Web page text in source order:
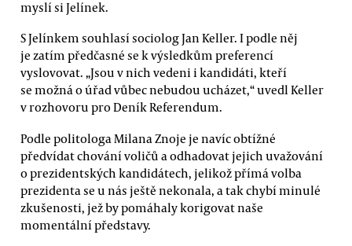
myslí si Jelínek.
S Jelínkem souhlasí sociolog Jan Keller. I podle něj
je zatím předčasné se k výsledkům preferencí
vyslovovat. „Jsou v nich vedeni i kandidáti, kteří
se možná o úřad vůbec nebudou ucházet,“ uvedl Keller
v rozhovoru pro Deník Referendum.
Podle politologa Milana Znoje je navíc obtížné
předvídat chování voličů a odhadovat jejich uvažování
o prezidentských kandidátech, jelikož přímá volba
prezidenta se u nás ještě nekonala, a tak chybí minulé
zkušenosti, jež by pomáhaly korigovat naše
momentální představy.